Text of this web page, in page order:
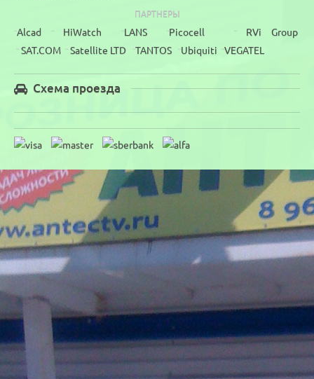
ПАРТНЕРЫ
¨Alcad ¨ HiWatch ¨LANS ¨Picocell ¨ RVi Group
¨ SAT.COM ¨ Satellite LTD ¨TANTOS ¨Ubiquiti ¨VEGATEL
Схема проезда